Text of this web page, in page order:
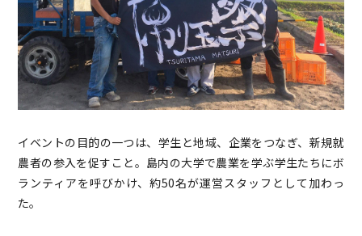
イベントの目的の一つは、学生と地域、企業をつなぎ、新規就
農者の参入を促すこと。島内の大学で農業を学ぶ学生たちにボ
ランティアを呼びかけ、約50名が運営スタッフとして加わっ
た。